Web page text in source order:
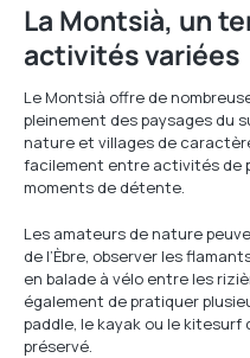
La Montsià, un
activités variées
Le Montsià offre de
pleinement des paysages du
nature et villages de
facilement entre activités de
moments de détente.
Les amateurs de nature
de l’Èbre, observer les
en balade à vélo entre les
également de pratiquer
paddle, le kayak ou le
préservé.